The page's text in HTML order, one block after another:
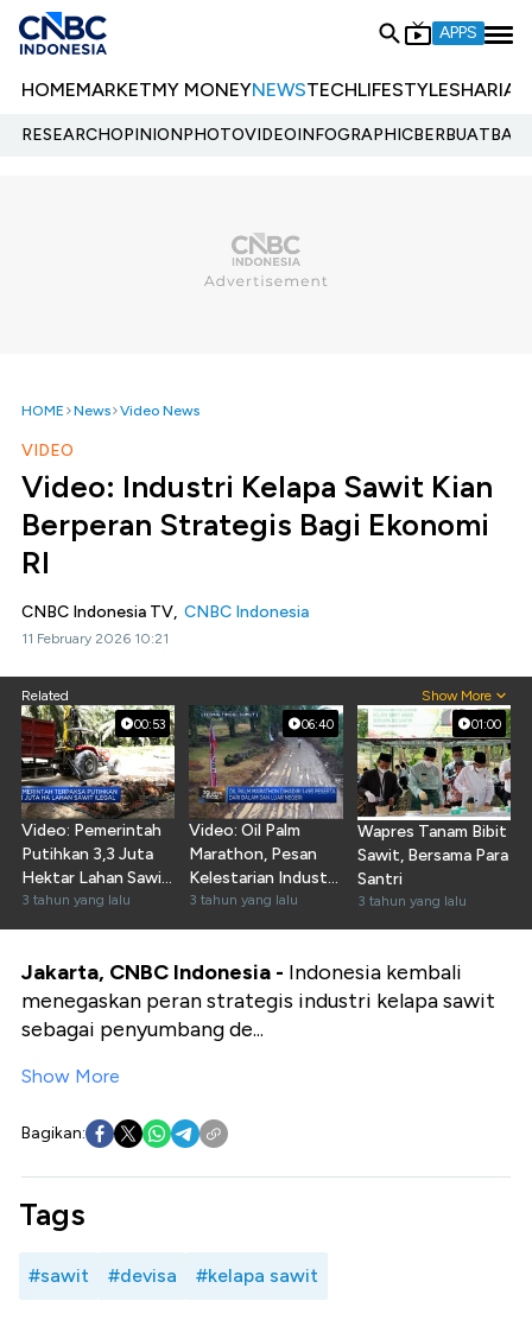
APPS
HOMEMARKETMY MONEYNEWSTECHLIFESTYLESHARIA
RESEARCHOPINIONPHOTOVIDEOINFOGRAPHIC
HOME News Video News
VIDEO
Video: Industri Kelapa Sawit Kian
Berperan Strategis Bagi Ekonomi
RI
CNBC Indonesia TV, CNBC Indonesia
11 February 2026 10:21
Related Show More
00:53
Video: Pemerintah
Putihkan 3,3 Juta
Hektar Lahan Sawit
Ilegal
3 tahun yang lalu
06:40
Video: Oil Palm
Marathon, Pesan
Kelestarian Industri
Sawit
3 tahun yang lalu
01:00
Wapres Tanam Bibit
Sawit, Bersama Para
Santri
3 tahun yang lalu
Jakarta, CNBC Indonesia - Indonesia kembali
menegaskan peran strategis industri kelapa sawit
sebagai penyumbang de...
Show More
Bagikan:
Tags
#sawit #devisa #kelapa sawit